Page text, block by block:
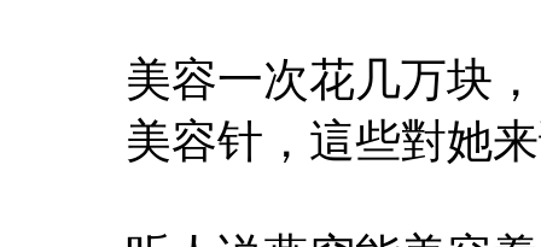
美容一次花几万块
美容针，這些對她